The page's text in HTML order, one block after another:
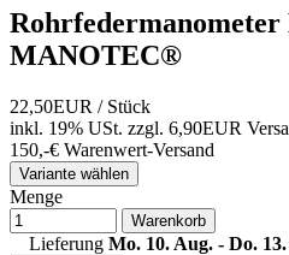
Rohrfedermanometer
MANOTEC®
22,50EUR / Stück
inkl. 19% USt. zzgl. 6,90EUR
150,-€ Warenwert-Versand
Variante wählen
Menge
Warenkorb
Lieferung Mo. 10. Aug. - Do.